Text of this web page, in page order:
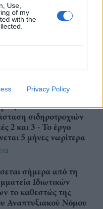
Use,
of my
with the
Privacy Policy
της επέκτασης του
προς την
Στο τελικό στάδιο
σιδηροτροχιών
2 και 3 - Το έργο
5 μήνες νωρίτερα
σήμερα από τη
Ιδιωτικών
το καθεστώς της
Αναπτυξιακού Νόμου